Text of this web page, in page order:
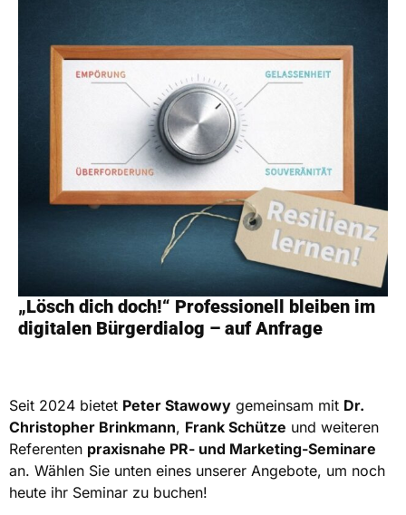
„Lösch dich doch!“ Professionell bleiben im
digitalen Bürgerdialog – auf Anfrage
Seit 2024 bietet Peter Stawowy gemeinsam mit Dr.
Christopher Brinkmann, Frank Schütze und weiteren
Referenten praxisnahe PR- und Marketing-Seminare
an. Wählen Sie unten eines unserer Angebote, um noch
heute ihr Seminar zu buchen!